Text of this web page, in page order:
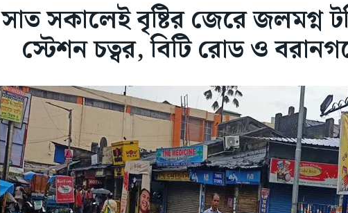
সাত সকালেই বৃষ্টির জেরে জলমগ্ন
স্টেশন চত্বর, বিটি রোড ও